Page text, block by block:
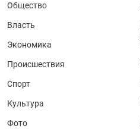
Общество
Власть
Экономика
Происшествия
Спорт
Культура
Фото